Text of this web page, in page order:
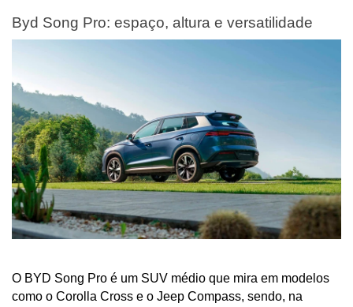
Byd Song Pro: espaço, altura e versatilidade
O BYD Song Pro é um SUV médio que mira em modelos
como o Corolla Cross e o Jeep Compass, sendo, na